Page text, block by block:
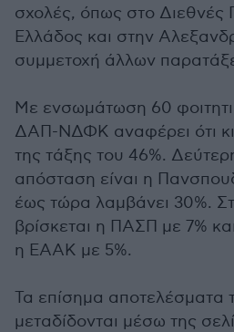
σχολές, όπως στο Διεθνές
Ελλάδος και στην
συμμετοχή άλλων
Με ενσωμάτωση 60
ΔΑΠ-ΝΔΦΚ αναφέρει ότι
της τάξης του 46%.
απόσταση είναι η
έως τώρα λαμβάνει 30%.
βρίσκεται η ΠΑΣΠ με 7%
η ΕΑΑΚ με 5%.
Τα επίσημα
μεταδίδονται μέσω της